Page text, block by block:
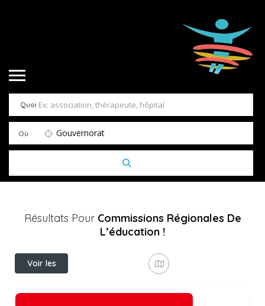
Quoi
Où Gouvernorat
Résultats Pour Commissions Régionales De
L’éducation !
Voir les